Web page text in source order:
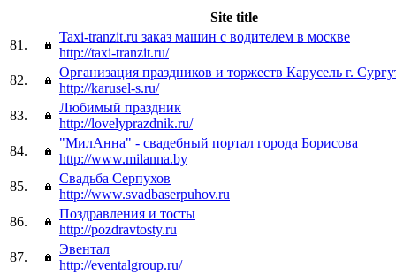
Site title
81.
Taxi-tranzit.ru заказ машин с водителем в москве
http://taxi-tranzit.ru/
82.
Организация праздников и торжеств Карусель г.
http://karusel-s.ru/
83.
Любимый праздник
http://lovelyprazdnik.ru/
84.
"МилАнна" - свадебный портал города Борисова
http://www.milanna.by
85.
Свадьба Серпухов
http://www.svadbaserpuhov.ru
86.
Поздравления и тосты
http://pozdravtosty.ru
87.
Эвентал
http://eventalgroup.ru/